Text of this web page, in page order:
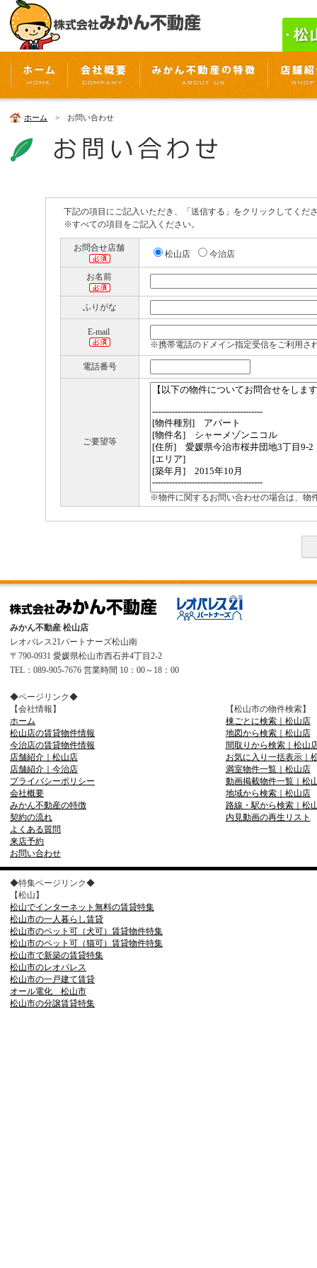
ホーム > お問い合わせ
下記の項目にご記入いただき、「送信する」をクリックしてくだ
※すべての項目をご記入ください。
お問合せ店舗
松山店 今治店
お名前
ふりがな
E-mail
※携帯電話のドメイン指定受信をご利用さ
電話番号
ご要望等
※物件に関するお問い合わせの場合は、物
みかん不動産 松山店
レオパレス21パートナーズ松山南
〒790-0931 愛媛県松山市西石井4丁目2-2
TEL：089-905-7676 営業時間 10：00～18：00
◆ページリンク◆
【会社情報】
ホーム
松山店の賃貸物件情報
今治店の賃貸物件情報
店舗紹介｜松山店
店舗紹介｜今治店
プライバシーポリシー
会社概要
みかん不動産の特徴
契約の流れ
よくある質問
来店予約
お問い合わせ
【松山市の物件検索】
棟ごとに検索｜松山店
地図から検索｜松山店
間取りから検索｜松山
お気に入り一括表示｜
満室物件一覧｜松山店
動画掲載物件一覧｜松
地域から検索｜松山店
路線・駅から検索｜松
内見動画の再生リスト
◆特集ページリンク◆
【松山】
松山でインターネット無料の賃貸特集
松山市の一人暮らし賃貸
松山市のペット可（犬可）賃貸物件特集
松山市のペット可（猫可）賃貸物件特集
松山市で新築の賃貸特集
松山市のレオパレス
松山市の一戸建て賃貸
オール電化 松山市
松山市の分譲賃貸特集